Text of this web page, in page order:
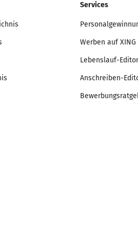
Services
Werben auf XING
Lebenslauf-Editor
Anschreiben-